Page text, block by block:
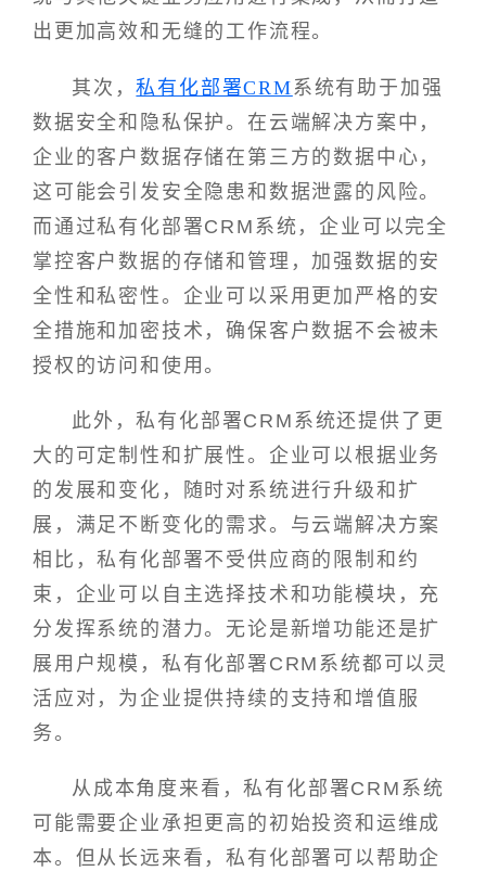
出更加高效和无缝的工作流程。
其次，私有化部署CRM 系统有助于加强
数据安全和隐私保护。在云端解决方案中，
企业的客户数据存储在第三方的数据中心，
这可能会引发安全隐患和数据泄露的风险。
而通过私有化部署CRM系统，企业可以完全
掌控客户数据的存储和管理，加强数据的安
全性和私密性。企业可以采用更加严格的安
全措施和加密技术，确保客户数据不会被未
授权的访问和使用。
此外，私有化部署CRM系统还提供了更
大的可定制性和扩展性。企业可以根据业务
的发展和变化，随时对系统进行升级和扩
展，满足不断变化的需求。与云端解决方案
相比，私有化部署不受供应商的限制和约
束，企业可以自主选择技术和功能模块，充
分发挥系统的潜力。无论是新增功能还是扩
展用户规模，私有化部署CRM系统都可以灵
活应对，为企业提供持续的支持和增值服
务。
从成本角度来看，私有化部署CRM系统
可能需要企业承担更高的初始投资和运维成
本。但从长远来看，私有化部署可以帮助企